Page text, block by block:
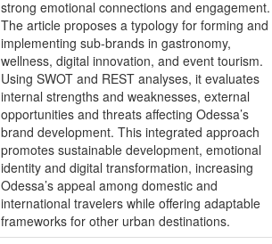
strong emotional connections and engagement.
The article proposes a typology for forming and
implementing sub-brands in gastronomy,
wellness, digital innovation, and event tourism.
Using SWOT and REST analyses, it evaluates
internal strengths and weaknesses, external
opportunities and threats affecting Odessa’s
brand development. This integrated approach
promotes sustainable development, emotional
identity and digital transformation, increasing
Odessa’s appeal among domestic and
international travelers while offering adaptable
frameworks for other urban destinations.